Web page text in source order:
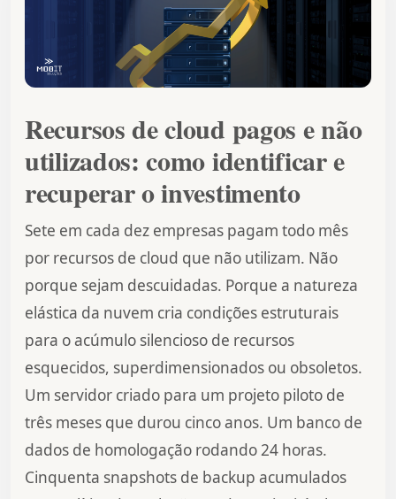
Recursos de cloud pagos e não
utilizados: como identificar e
recuperar o investimento
Sete em cada dez empresas pagam todo mês
por recursos de cloud que não utilizam. Não
porque sejam descuidadas. Porque a natureza
elástica da nuvem cria condições estruturais
para o acúmulo silencioso de recursos
esquecidos, superdimensionados ou obsoletos.
Um servidor criado para um projeto piloto de
três meses que durou cinco anos. Um banco de
dados de homologação rodando 24 horas.
Cinquenta snapshots de backup acumulados